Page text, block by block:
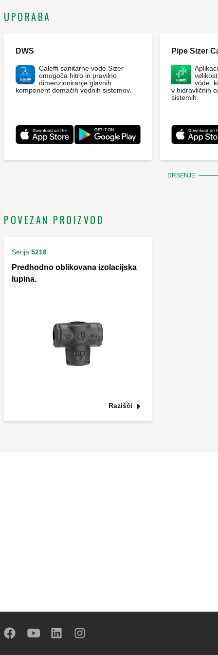
UPORABA
DWS
Caleffi sanitarne vode Sizer
omogoča hitro in pravilno
dimenzioniranje glavnih
komponent domačih vodnih sistemov.
Pipe Sizer
vóde,
v hidravličnih
sistemih.
DRSENJE
POVEZAN PROIZVOD
Serija 5218
Predhodno oblikovana izolacijska
lupina.
Razišči